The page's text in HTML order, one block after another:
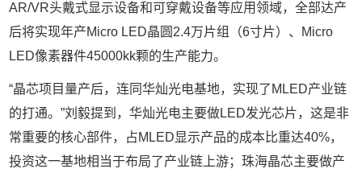
AR/VR头戴式显示设备和可穿戴设备等应用领域，全部达产
后将实现年产Micro LED晶圆 2.4万片组（6寸片）、
Micro
LED像素器件45000kk颗的生产能力。
“晶芯项目量产后，连同华灿光电基地，实现了 MLED产业链
的打通。”刘毅提到，华灿光电主要做LED发光芯片，这是非
常重要的核心部件，占MLED显示产品的成本比重达40%，
投资这一基地相当于布局了产业链上游；珠海晶芯主要做产